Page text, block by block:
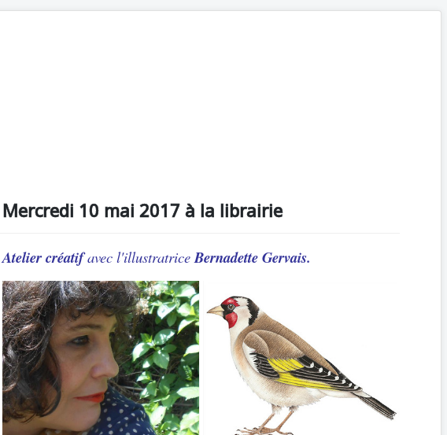
Mercredi 10 mai 2017 à la librairie
Atelier créatifavec l'illustratriceBernadette Gervais.